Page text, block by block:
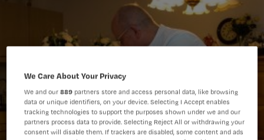
We Care About Your Privacy
We and our889 partners store and access personal data, like browsing
data or unique identifiers, on your device. Selecting I Accept enables
tracking technologies to support the purposes shown under we and our
partners process data to provide. Selecting Reject All or withdrawing your
consent will disable them. If trackers are disabled, some content and ads